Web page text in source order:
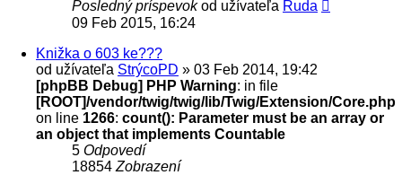
Posledný príspevokod užívateľa Ruda
09 Feb 2015, 16:24
Knižka o 603 ke???
od užívateľa StrýcoPD » 03 Feb 2014, 19:42
[phpBB Debug] PHP Warning: in file
[ROOT]/vendor/twig/twig/lib/Twig/Extension/Core.php
on line 1266: count(): Parameter must be an array or
an object that implements Countable
5 Odpovedí
18854 Zobrazení